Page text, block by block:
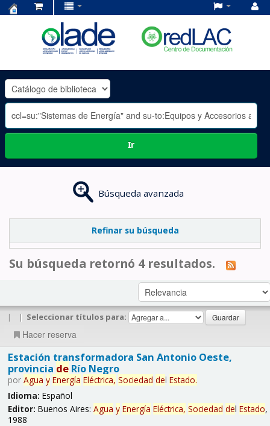
OLADE
-
Ir
Búsqueda avanzada
Refinar su búsqueda
Su búsqueda retornó 4 resultados.
| | Seleccionar títulos para:
Hacer reserva
Estación transformadora San Antonio Oeste,
provincia deRío Negro
por Agua y Energía Eléctrica, Sociedad del Estado.
Idioma: Español
Editor: Buenos Aires: Agua y Energía Eléctrica, Sociedad del Estado,
1988